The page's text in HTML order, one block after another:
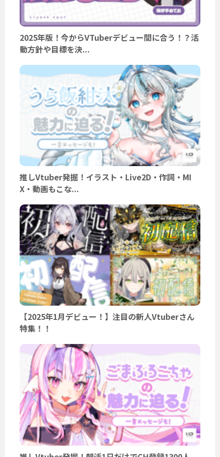
2025年版！今からVTuberデビュー間に合う！？活
動方針や目標を決...
推しVtuber発掘！イラスト・Live2D・作詞・MI
X・動画もこな...
【2025年1月デビュー！】注目の新人Vtuberさん
特集！！